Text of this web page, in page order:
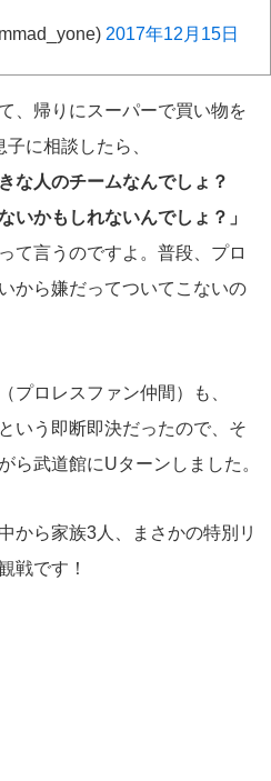
2017年12月15日
、帰りにスーパーで買い物を
に相談したら、
な人のチームなんでしょ？
いかもしれないんでしょ？」
て言うのですよ。普段、プロ
から嫌だってついてこないの
プロレスファン仲間）も、
という即断即決だったので、そ
ら武道館にUターンしました。
から家族3人、まさかの特別リ
戦です！